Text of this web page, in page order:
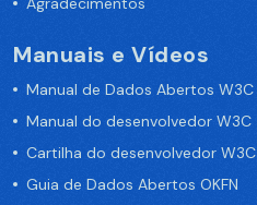
Manuais e Vídeos
Manual de Dados Abertos W3C
Manual do desenvolvedor W3C
Cartilha do desenvolvedor W3C
Guia de Dados Abertos OKFN